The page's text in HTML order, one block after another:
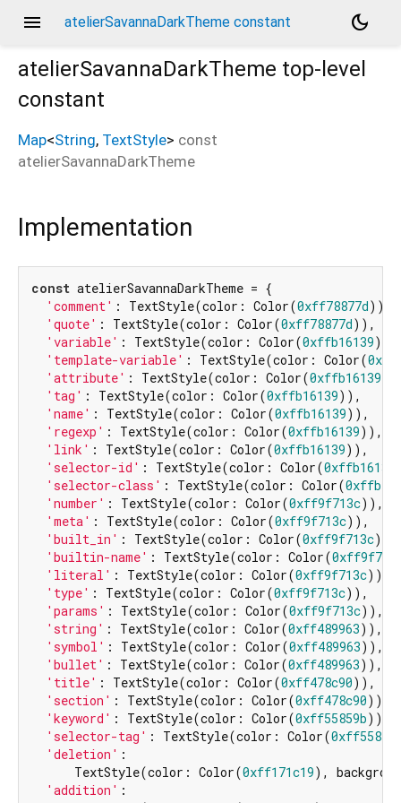
menu atelierSavannaDarkTheme constant
dark_mode
atelierSavannaDarkTheme top-level
constant
Map<String, TextStyle> const
atelierSavannaDarkTheme
Implementation
const atelierSavannaDarkTheme = {
'comment' : TextStyle(color: Color(0xff78877d)),
'quote' : TextStyle(color: Color(0xff78877d)),
'variable' : TextStyle(color: Color(0xffb16139)),
'template-variable' : TextStyle(color: Color(
'attribute' : TextStyle(color: Color(0xffb16139
'tag' : TextStyle(color: Color(0xffb16139)),
'name' : TextStyle(color: Color(0xffb16139)),
'regexp' : TextStyle(color: Color(0xffb16139)),
'link' : TextStyle(color: Color(0xffb16139)),
'selector-id' : TextStyle(color: Color(0xffb16139
'selector-class' : TextStyle(color: Color(
'number' : TextStyle(color: Color(0xff9f713c)),
'meta' : TextStyle(color: Color(0xff9f713c)),
'built_in' : TextStyle(color: Color(0xff9f713c)),
'builtin-name' : TextStyle(color: Color(
'literal' : TextStyle(color: Color(0xff9f713c)),
'type' : TextStyle(color: Color(0xff9f713c)),
'params' : TextStyle(color: Color(0xff9f713c)),
'string' : TextStyle(color: Color(0xff489963)),
'symbol' : TextStyle(color: Color(0xff489963)),
'bullet' : TextStyle(color: Color(0xff489963)),
'title' : TextStyle(color: Color(0xff478c90)),
'section' : TextStyle(color: Color(0xff478c90)),
'keyword' : TextStyle(color: Color(0xff55859b)),
'selector-tag' : TextStyle(color: Color(
'deletion' :
      TextStyle(color: Color(
0xff171c19),
'addition' :